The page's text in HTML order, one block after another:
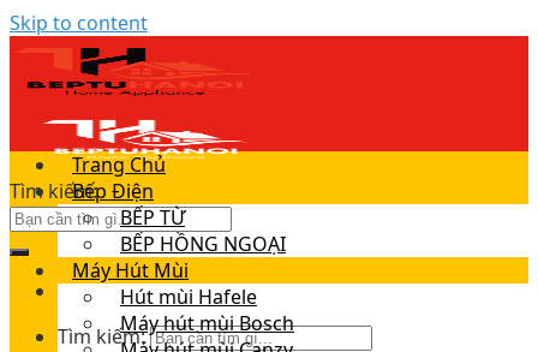
Skip to content
Tìm kiếm:
Tìm kiếm:
Trang Chủ
Bếp Điện
BẾP TỪ
BẾP HỒNG NGOẠI
Máy Hút Mùi
Hút mùi Hafele
Máy hút mùi Bosch